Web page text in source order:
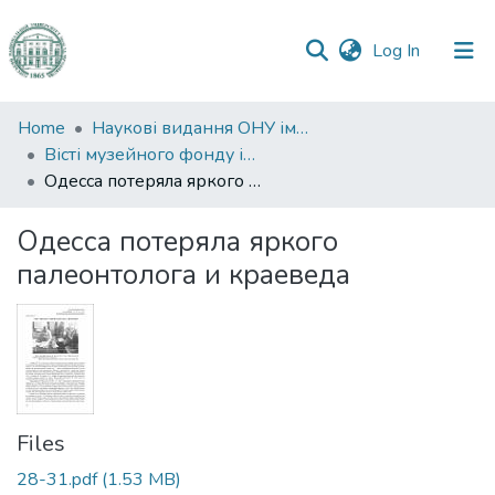
Log In (current)
Communities
&
Collections
Statistics
Home
Наукові видання ОНУ імені І. І. Мечникова
Вісті музейного фонду ім. О. О. Браунера
Одесса потеряла яркого палеонтолога и краеведа
Одесса потеряла яркого
палеонтолога и краеведа
Files
28-31.pdf(1.53 MB)